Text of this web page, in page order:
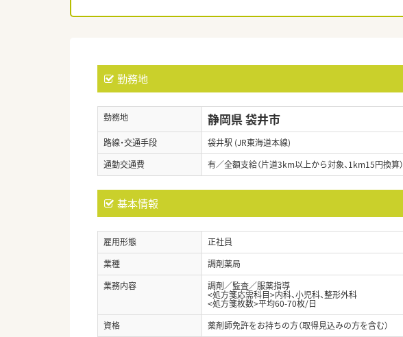
勤務地
勤務地 静岡県 袋井市
路線・交通手段
袋井駅 (JR東海道本線)
通勤交通費
有／全額支給（片道3km以上から対象、1km15円換算）
基本情報
雇用形態
正社員
業種
調剤薬局
業務内容
調剤／監査／服薬指導
<処方箋応需科目>内科、小児科、整形外科
<処方箋枚数>平均60-70枚/日
資格
薬剤師免許をお持ちの方（取得見込みの方を含む）